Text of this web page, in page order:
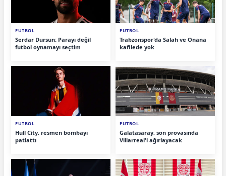
FUTBOL
Serdar Dursun: Parayı değil
futbol oynamayı seçtim
FUTBOL
Trabzonspor'da Salah ve Onana
kafilede yok
FUTBOL
Hull City, resmen bombayı
patlattı
FUTBOL
Galatasaray, son provasında
Villarreal'i ağırlayacak